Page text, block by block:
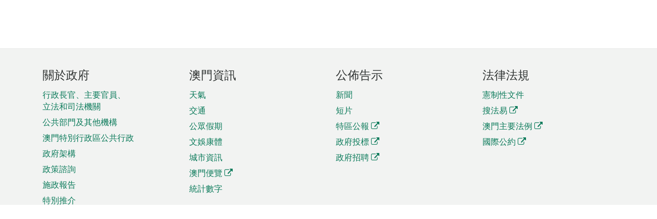
頁
腳
菜
單
關於政府
行政長官、主要官員、
立法和司法機關
公共部門及其他機構
澳門特別行政區公共行政
政府架構
政策諮詢
施政報告
特別推介
澳門資訊
天氣
交通
公眾假期
文娛康體
城市資訊
澳門便覽
統計數字
公佈告示
新聞
短片
特區公報
政府投標
政府招聘
法律法規
憲制性文件
搜法易
澳門主要法例
國際公約